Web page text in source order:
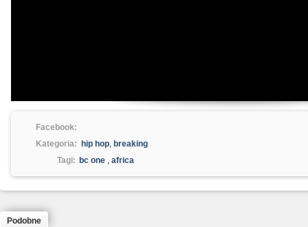
Facebook:
Kategoria:
hip hop, breaking
Tagi: bc one , africa
Podobne